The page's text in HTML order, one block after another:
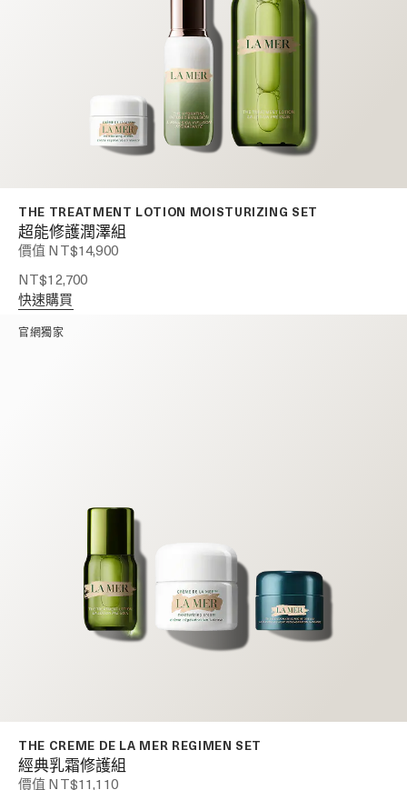
THE TREATMENT LOTION MOISTURIZING SET
超能修護潤澤組
價值 NT$14,900
NT$12,700
快速購買
官網獨家
THE CREME DE LA MER REGIMEN SET
經典乳霜修護組
價值 NT$11,110